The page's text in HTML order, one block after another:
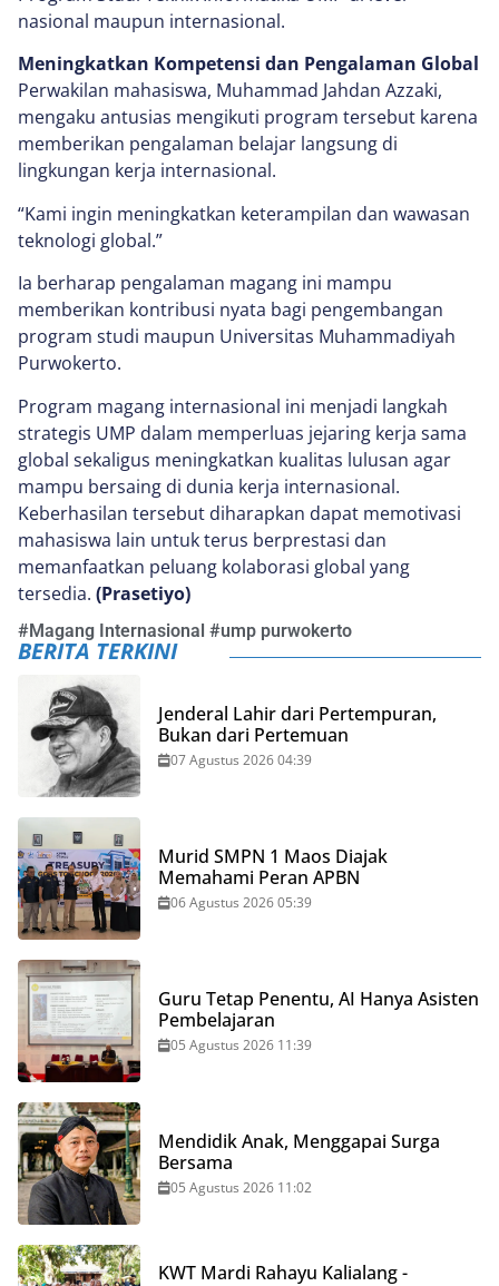
nasional maupun internasional.
Meningkatkan Kompetensi dan Pengalaman Global
Perwakilan mahasiswa, Muhammad Jahdan Azzaki,
mengaku antusias mengikuti program tersebut karena
memberikan pengalaman belajar langsung di
lingkungan kerja internasional.
“Kami ingin meningkatkan keterampilan dan wawasan
teknologi global.”
Ia berharap pengalaman magang ini mampu
memberikan kontribusi nyata bagi pengembangan
program studi maupun Universitas Muhammadiyah
Purwokerto.
Program magang internasional ini menjadi langkah
strategis UMP dalam memperluas jejaring kerja sama
global sekaligus meningkatkan kualitas lulusan agar
mampu bersaing di dunia kerja internasional.
Keberhasilan tersebut diharapkan dapat memotivasi
mahasiswa lain untuk terus berprestasi dan
memanfaatkan peluang kolaborasi global yang
tersedia. (Prasetiyo)
#Magang Internasional #ump purwokerto
BERITA TERKINI
Jenderal Lahir dari Pertempuran,
Bukan dari Pertemuan
07 Agustus 2026 04:39
Murid SMPN 1 Maos Diajak
Memahami Peran APBN
06 Agustus 2026 05:39
Guru Tetap Penentu, AI Hanya Asisten
Pembelajaran
05 Agustus 2026 11:39
Mendidik Anak, Menggapai Surga
Bersama
05 Agustus 2026 11:02
KWT Mardi Rahayu Kalialang -